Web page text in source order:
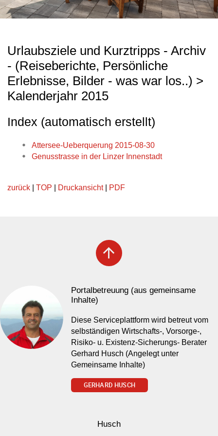
Urlaubsziele und Kurztripps - Archiv
- (Reiseberichte, Persönliche
Erlebnisse, Bilder - was war los..) >
Kalenderjahr 2015
Index (automatisch erstellt)
Attersee-Ueberquerung 2015-08-30
Genusstrasse in der Linzer Innenstadt
zurück TOP Druckansicht| PDF
arrow_upward
Portalbetreuung (aus gemeinsame
Inhalte)
Diese Serviceplattform wird betreut vom
selbständigen Wirtschafts-, Vorsorge-,
Risiko- u. Existenz-Sicherungs- Berater
Gerhard Husch (Angelegt unter
Gemeinsame Inhalte)
GERHARD HUSCH
Husch